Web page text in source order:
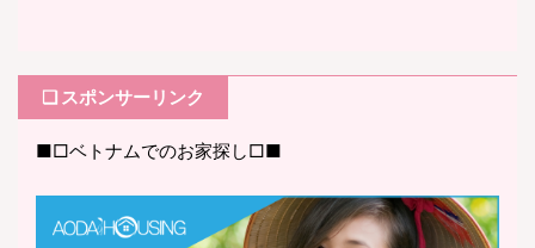
❏ スポンサーリンク
■□ベトナムでのお家探し□■